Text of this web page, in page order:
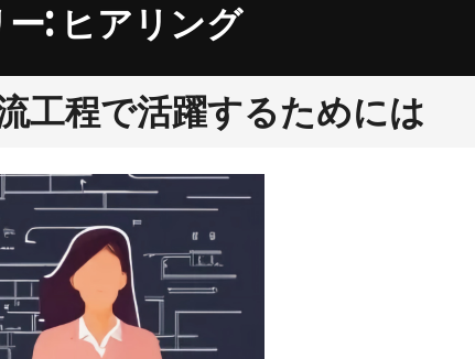
ー: ヒアリング
工程で活躍するためには